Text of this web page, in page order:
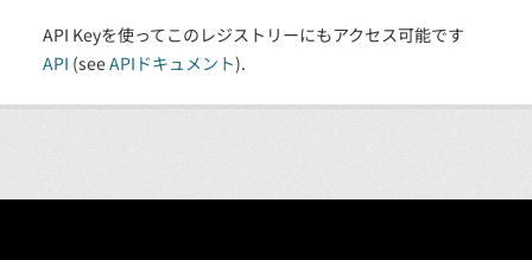
API Keyを使ってこのレジストリーにもアクセス可能です
API (seeAPIドキュメント).